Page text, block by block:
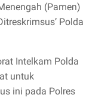
(Pamen)
Polda
Intelkam Polda
untuk
ini pada Polres